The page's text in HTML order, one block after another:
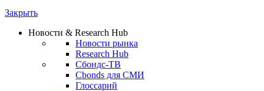
Закрыть
Новости & Research Hub
Новости рынка
Research Hub
Сбондс-ТВ
Cbonds для СМИ
Глоссарий